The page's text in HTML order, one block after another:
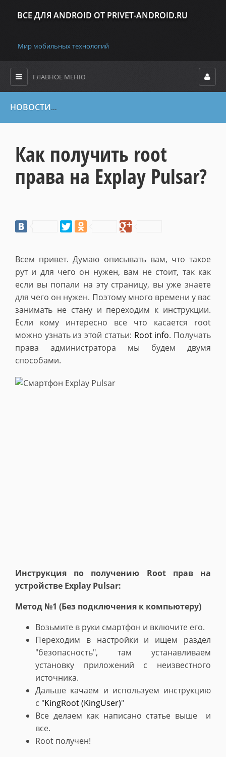
ВСЕ ДЛЯ ANDROID ОТ PRIVET-ANDROID.RU
Мир мобильных технологий
ГЛАВНОЕ МЕНЮ
НОВОСТИ
Как получить root
права на Explay Pulsar?
Всем привет. Думаю описывать вам, что такое
рут и для чего он нужен, вам не стоит, так как
если вы попали на эту страницу, вы уже знаете
для чего он нужен. Поэтому много времени у вас
занимать не стану и переходим к инструкции.
Если кому интересно все что касается root
можно узнать из этой статьи: Root info. Получать
права администратора мы будем двумя
способами.
Инструкция по получению Root прав на
устройстве Explay Pulsar:
Метод №1 (Без подключения к компьютеру)
Возьмите в руки смартфон и включите его.
Переходим в настройки и ищем раздел
"безопасность", там устанавливаем
установку приложений с неизвестного
источника.
Дальше качаем и используем инструкцию
с "KingRoot (KingUser)"
Все делаем как написано статье выше и
все.
Root получен!